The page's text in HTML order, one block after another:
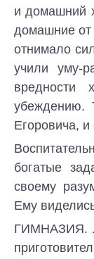
и домашний
домашние от
отнимало
учили уму-
вредности
убеждению.
Егоровича, и
богатые
своему
Ему
ГИМНАЗИЯ.